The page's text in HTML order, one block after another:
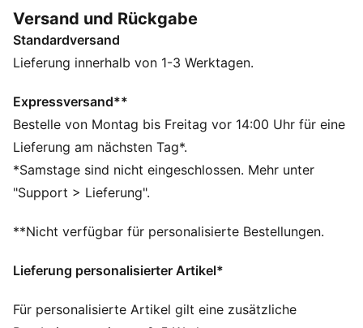
LWG: Das für dieses Produkt verwendete Leder wurde
umweltbewusst hergestellt und gemäß dem Protokoll
der Leather Working Group geprüft und zertifiziert
die dank der extradicken Ferse für eine weiche
Dämpfung sorgt
DETAILS
Obermaterial aus Veloursleder
Neues Ösenleisten-Design
Vollständig vernähter und gepolsterter Schuhkragen
PUMA No. 1 Logo auf der Schuhzunge
PUMA Formstrip an der Innen- und Außenseite
Futter: Textil; Laufsohle: Gummi; Obermaterial: Leder;
Versand und Rückgabe
Standardversand
Lieferung innerhalb von 1-3 Werktagen.
Expressversand**
Bestelle von Montag bis Freitag vor 14:00 Uhr für eine
Lieferung am nächsten Tag*.
*Samstage sind nicht eingeschlossen. Mehr unter
"Support > Lieferung".
**Nicht verfügbar für personalisierte Bestellungen.
Lieferung personalisierter Artikel*
Für personalisierte Artikel gilt eine zusätzliche